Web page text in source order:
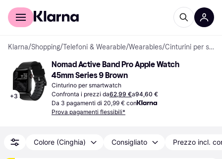
Per il tuo shopping
Klarna/Shopping/Telefoni & Wearable/Wearables/ Cinturini per smartwatch
+3
Nomad Active Band Pro Apple Watch
45mm Series 9 Brown
Cinturino per smartwatch
Confronta i prezzi da62,99 €a94,60 €
Da 3 pagamenti di 20,99 € con
Prova pagamenti flessibili*
Colore (Cinghia) Consigliato Prezzo incl.